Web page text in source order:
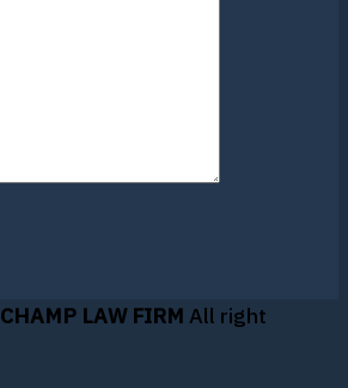
CHAMP LAW FIRMAll right